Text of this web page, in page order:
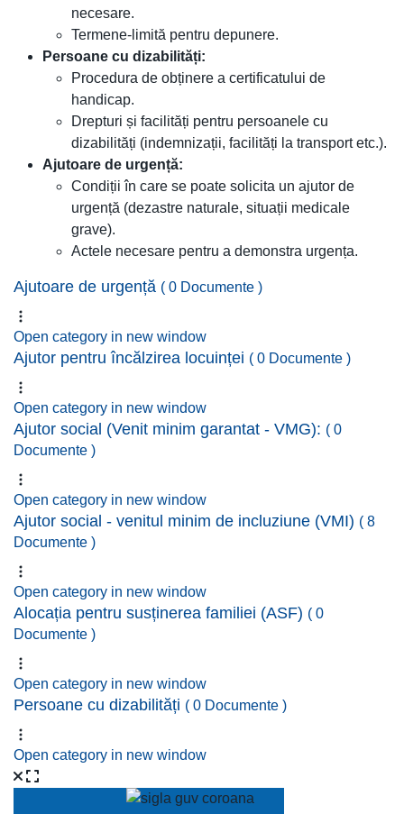
necesare.
Termene-limită pentru depunere.
Persoane cu dizabilități:
Procedura de obținere a certificatului de
handicap.
Drepturi și facilități pentru persoanele cu
dizabilități (indemnizații, facilități la transport etc.).
Ajutoare de urgență:
Condiții în care se poate solicita un ajutor de
urgență (dezastre naturale, situații medicale
grave).
Actele necesare pentru a demonstra urgența.
Ajutoare de urgență ( 0 Documente )
Open category in new window
Ajutor pentru încălzirea locuinței ( 0 Documente )
Open category in new window
Ajutor social (Venit minim garantat - VMG): ( 0
Documente )
Open category in new window
Ajutor social - venitul minim de incluziune (VMI) ( 8
Documente )
Open category in new window
Alocația pentru susținerea familiei (ASF) ( 0
Documente )
Open category in new window
Persoane cu dizabilități ( 0 Documente )
Open category in new window